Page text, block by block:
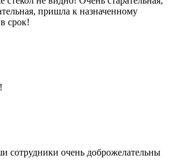
пришла к назначенному
срок!
сотрудники очень доброжелательны